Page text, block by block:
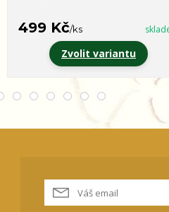
499 Kč/ks
Zvolit variantu